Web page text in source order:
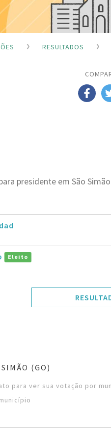
RESULTADOS
presidente em São
Eleito
(GO)
para ver sua votação por